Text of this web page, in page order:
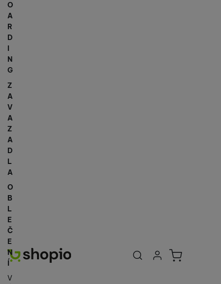
Uživatelská
Přihlásit se
Košík
O
A
R
D
N
G
Z
A
V
A
Z
A
D
L
A
O
B
L
E
Č
E
N
Í
V